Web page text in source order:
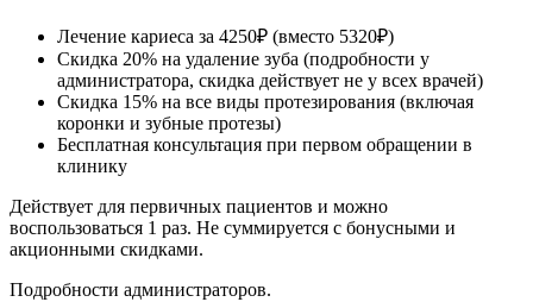
Лечение кариеса за 4250₽ (вместо 5320₽)
Скидка 20% на удаление зуба (подробности у
администратора, скидка действует не у всех врачей)
Скидка 15% на все виды протезирования (включая
коронки и зубные протезы)
Бесплатная консультация при первом обращении в
клинику
Действует для первичных пациентов и можно
воспользоваться 1 раз. Не суммируется с бонусными и
акционными скидками.
Подробности администраторов.